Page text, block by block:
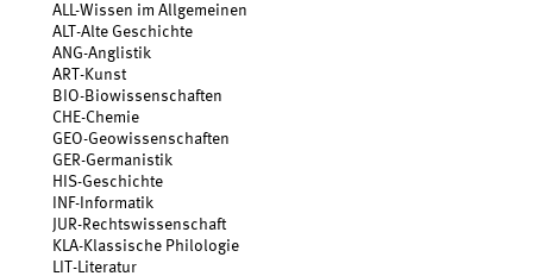
ALL -Wissen im Allgemeinen
ALT-Alte Geschichte
ANG-Anglistik
ART-Kunst
BIO-Biowissenschaften
CHE-Chemie
GEO-Geowissenschaften
GER-Germanistik
HIS-Geschichte
INF-Informatik
JUR-Rechtswissenschaft
KLA-Klassische Philologie
LIT-Literatur